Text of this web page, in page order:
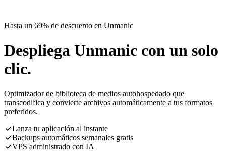
Hasta un 69% de descuento en Unmanic
Despliega Unmanic con un solo
clic.
Optimizador de biblioteca de medios autohospedado que
transcodifica y convierte archivos automáticamente a tus formatos
preferidos.
Lanza tu aplicación al instante
Backups automáticos semanales gratis
VPS administrado con IA